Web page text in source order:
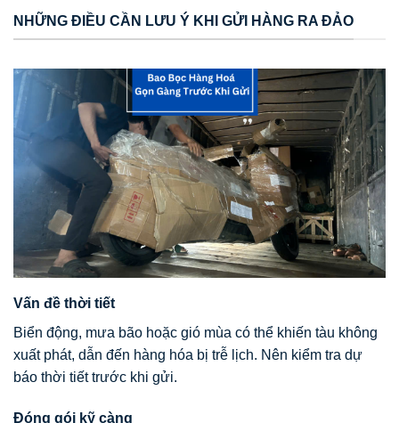
NHỮNG ĐIỀU CẦN LƯU Ý KHI GỬI HÀNG RA ĐẢO
Vấn đề thời tiết
Biển động, mưa bão hoặc gió mùa có thể khiến tàu không
xuất phát, dẫn đến hàng hóa bị trễ lịch. Nên kiểm tra dự
báo thời tiết trước khi gửi.
Đóng gói kỹ càng